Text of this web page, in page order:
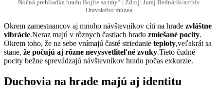
Nočná prehliadka hradu Bojíte sa tmy? | Zdroj: Juraj Bednárik/archív
Oravského múzea
Okrem zamestnancov aj mnoho návštevníkov cíti na hrade zvláštne
vibrácie.Neraz majú v rôznych častiach hradu zmiešané pocity.
Okrem toho, že na sebe vnímajú časté striedanie teploty,veľakrát sa
stane, že počujú aj rôzne nevysvetliteľné zvuky.Tieto čudné
pocity bežne sprevádzajú návštevníkov hradu počas exkurzie.
Duchovia na hrade majú aj identitu